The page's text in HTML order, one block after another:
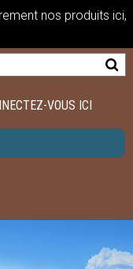
nos produits ici,
VOUS ICI